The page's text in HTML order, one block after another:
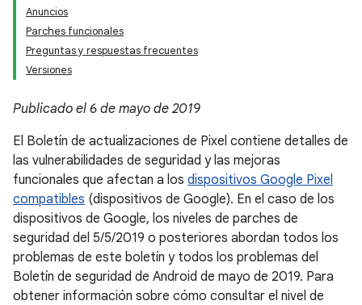
Anuncios
Parches funcionales
Preguntas y respuestas frecuentes
Versiones
Publicado el 6 de mayo de 2019
El Boletín de actualizaciones de Pixel contiene detalles de
las vulnerabilidades de seguridad y las mejoras
funcionales que afectan a los dispositivos Google Pixel
compatibles (dispositivos de Google). En el caso de los
dispositivos de Google, los niveles de parches de
seguridad del 5/5/2019 o posteriores abordan todos los
problemas de este boletín y todos los problemas del
Boletín de seguridad de Android de mayo de 2019. Para
obtener información sobre cómo consultar el nivel de